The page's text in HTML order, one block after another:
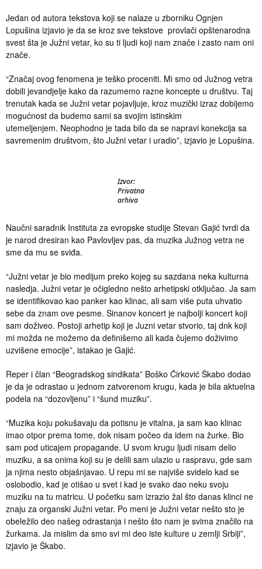
Jedan od autora tekstova koji se nalaze u zborniku Ognjen
Lopušina izjavio je da se kroz sve tekstove provlači opštenarodna
svest šta je Južni vetar, ko su ti ljudi koji nam znače i zasto nam oni
znače.
“Značaj ovog fenomena je teško proceniti. Mi smo od Južnog vetra
dobili jevandjelje kako da razumemo razne koncepte u društvu. Taj
trenutak kada se Južni vetar pojavljuje, kroz muzički izraz dobijemo
mogućnost da budemo sami sa svojim istinskim
utemeljenjem. Neophodno je tada bilo da se napravi konekcija sa
savremenim društvom, što Južni vetar i uradio”, izjavio je Lopušina.
Izvor:
Privatna
arhiva
Naučni saradnik Instituta za evropske studije Stevan Gajić tvrdi da
je narod dresiran kao Pavlovljev pas, da muzika Južnog vetra ne
sme da mu se sviđa.
“Južni vetar je bio medijum preko kojeg su sazdana neka kulturna
nasledja. Južni vetar je očigledno nešto arhetipski otključao. Ja sam
se identifikovao kao panker kao klinac, ali sam više puta uhvatio
sebe da znam ove pesme. Sinanov koncert je najbolji koncert koji
sam doživeo. Postoji arhetip koji je Juzni vetar stvorio, taj dnk koji
mi možda ne možemo da definišemo ali kada čujemo doživimo
uzvišene emocije”, istakao je Gajić.
Reper i član “Beogradskog sindikata” Boško Ćirković Škabo dodao
je da je odrastao u jednom zatvorenom krugu, kada je bila aktuelna
podela na “dozovljenu” i “šund muziku”.
“Muzika koju pokušavaju da potisnu je vitalna, ja sam kao klinac
imao otpor prema tome, dok nisam počeo da idem na žurke. Bio
sam pod uticajem propagande. U svom krugu ljudi nisam delio
muziku, a sa onima koji su je delili sam ulazio u raspravu, gde sam
ja njima nesto objašnjavao. U repu mi se najviše svidelo kad se
oslobodio, kad je otišao u svet i kad je svako dao neku svoju
muziku na tu matricu. U početku sam izrazio žal što danas klinci ne
znaju za organski Južni vetar. Po meni je Južni vetar nešto sto je
obeležilo deo našeg odrastanja i nešto što nam je svima značilo na
žurkama. Ja mislim da smo svi mi deo iste kulture u zemlji Srbiji”,
izjavio je Škabo.